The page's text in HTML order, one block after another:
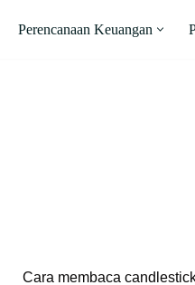
Perencanaan Keuangan
Cara membaca